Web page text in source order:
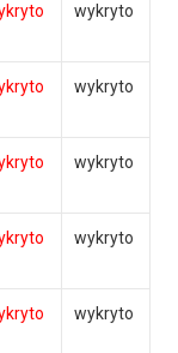
wykryto
wykryto
wykryto
wykryto
wykryto